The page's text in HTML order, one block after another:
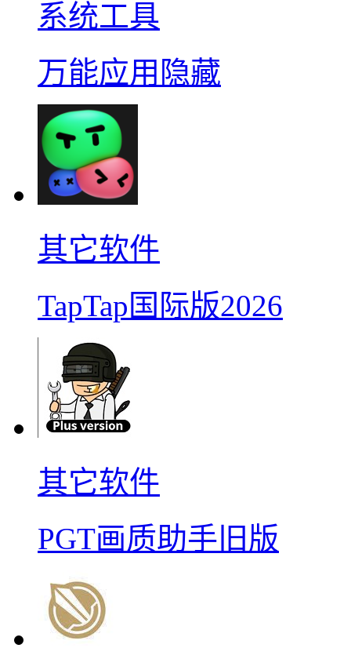
系统工具
万能应用隐藏
其它软件
TapTap国际版2026
其它软件
PGT画质助手旧版